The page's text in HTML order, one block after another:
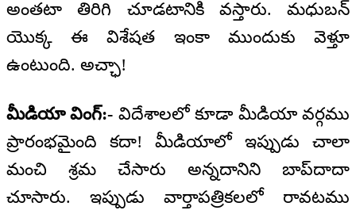
అంతటా తిరిగి చూడటానికి వస్తారు. మధుబన్
యొక్క ఈ విశేషత ఇంకా ముందుకు వెళ్తూ
ఉంటుంది. అచ్ఛా!
మీడియా వింగ్:- విదేశాలలో కూడా మీడియా వర్గము
ప్రారంభమైంది కదా! మీడియాలో ఇప్పుడు చాలా
మంచి శ్రమ చేసారు అన్నదానిని బాప్‌దాదా
చూసారు. ఇప్పుడు వార్తాపత్రికలలో రావటము